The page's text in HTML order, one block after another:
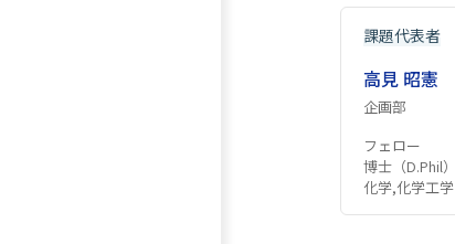
課題代表者
高見 昭憲
企画部
フェロー
博士（D.Phil）
化学,化学工学